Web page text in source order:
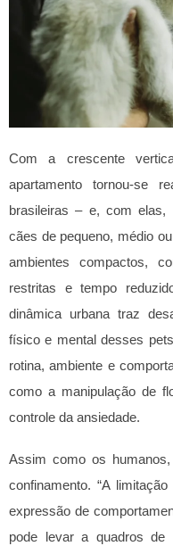
Com a crescente
apartamento tornou-se
brasileiras – e, com elas,
cães de pequeno, médio
ambientes compactos,
restritas e tempo
dinâmica urbana traz
físico e mental desses
rotina, ambiente e
como a manipulação de
controle da ansiedade.
Assim como os
confinamento. “A
expressão de
pode levar a quadros de